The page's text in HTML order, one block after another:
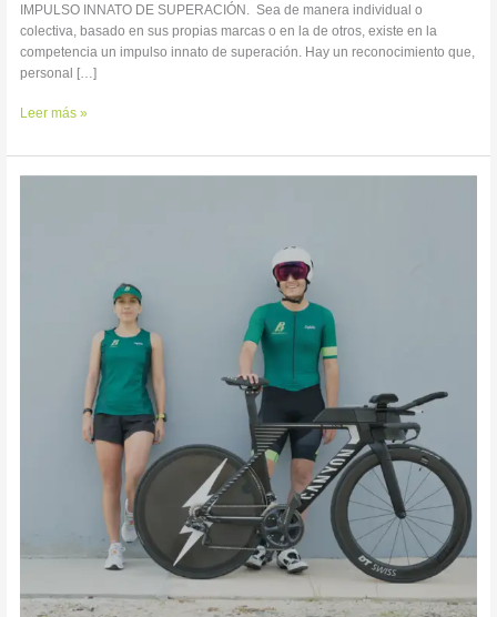
IMPULSO INNATO DE SUPERACIÓN. Sea de manera individual o
colectiva, basado en sus propias marcas o en la de otros, existe en la
competencia un impulso innato de superación. Hay un reconocimiento que,
personal […]
Leer más »